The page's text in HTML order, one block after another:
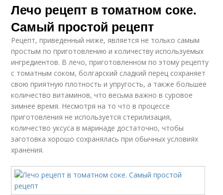
Лечо с томатным
соусом
Лечо рецепт в томатном соке.
Самый простой рецепт
Рецепт, приведенный ниже, является не только самым
простым по приготовлению и количеству используемых
ингредиентов. В лечо, приготовленном по этому рецепту
с томатным соком, болгарский сладкий перец сохраняет
свою приятную плотность и упругость, а также большее
количество витаминов, что весьма важно в суровое
зимнее время. Несмотря на то что в процессе
приготовления не используется стерилизация,
количество уксуса в маринаде достаточно, чтобы
заготовка хорошо сохранялась при обычных условиях
хранения.